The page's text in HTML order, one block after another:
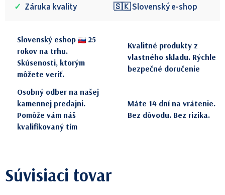
✓ Záruka kvality 🇸🇰 Slovenský e-shop
Slovenský eshop
25
rokov na trhu.
Skúsenosti, ktorým
môžete veriť.
Kvalitné produkty z
vlastného skladu. Rýchle
bezpečné doručenie
Osobný odber na našej
kamennej predajni.
Pomôže vám náš
kvalifikovaný tím
Máte 14 dní na vrátenie.
Bez dôvodu. Bez rizika.
Súvisiaci tovar